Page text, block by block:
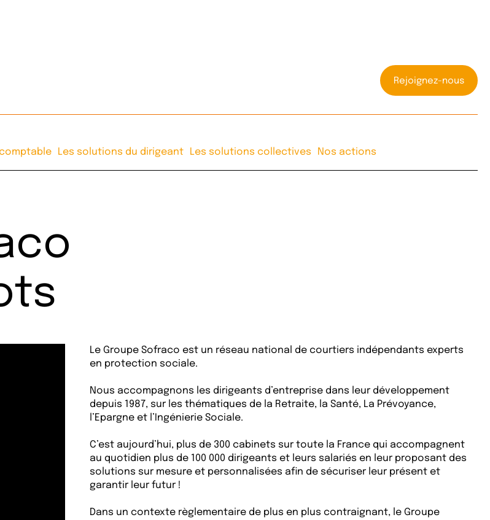
Rejoignez-nous
Les solutions du dirigeant Les solutions collectives Nos actions
Le Groupe Sofraco est un réseau national de courtiers indépendants experts
en protection sociale.
Nous accompagnons les dirigeants d’entreprise dans leur développement
depuis 1987, sur les thématiques de la Retraite, la Santé, La Prévoyance,
l’Epargne et l’Ingénierie Sociale.
C’est aujourd’hui, plus de 300 cabinets sur toute la France qui accompagnent
au quotidien plus de 100 000 dirigeants et leurs salariés en leur proposant des
solutions sur mesure et personnalisées afin de sécuriser leur présent et
garantir leur futur !
Dans un contexte règlementaire de plus en plus contraignant, le Groupe